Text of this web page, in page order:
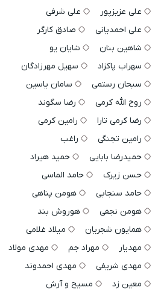
علی عزیزپور
علی شرفی
علی احمدیانی
صادق کارگر
شاهین بنان
شایان یو
سهراب پاکزاد
سهیل مهرزادگان
سبحان رستمی
سامان یاسین
روح الله کرمی
رضا سگوند
رضا کرمی تارا
رامین کرمی
رامین تجنگی
راغب
حمیدرضا بابایی
حمید هیراد
حسن زیرک
حامد الماسی
حامد سنجابی
هومن پناهی
هومن نجفی
هوروش بند
همایون شجریان
میلاد غلامی
مهدیار
مهراد جم
مهدی مولاد
مهدی شریفی
مهدی احمدوند
معین زد
مسیح و آرش